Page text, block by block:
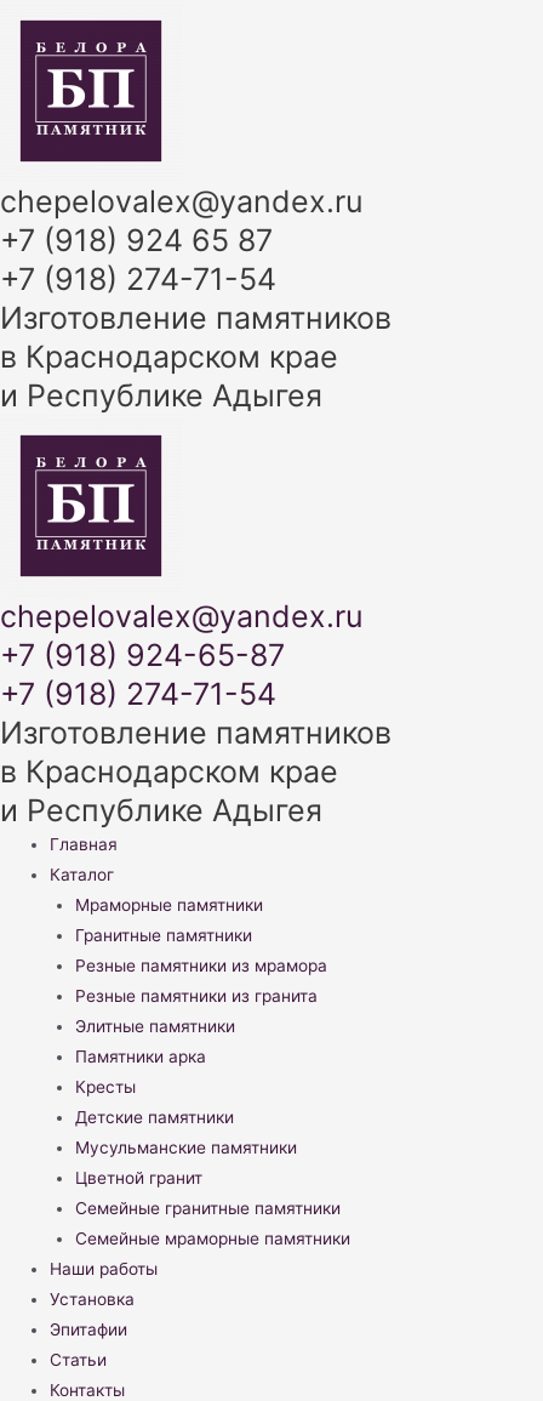
содержимому
chepelovalex@yandex.ru
+7 (918) 924 65 87
+7 (918) 274-71-54
Изготовление памятников
в Краснодарском крае
и Республике Адыгея
chepelovalex@yandex.ru
+7 (918) 924-65-87
+7 (918) 274-71-54
Изготовление памятников
в Краснодарском крае
и Республике Адыгея
Меню
Главная
Каталог
Мраморные памятники
Гранитные памятники
Резные памятники из мрамора
Резные памятники из гранита
Элитные памятники
Памятники арка
Кресты
Детские памятники
Мусульманские памятники
Цветной гранит
Семейные гранитные памятники
Семейные мраморные памятники
Наши работы
Установка
Эпитафии
Статьи
Контакты